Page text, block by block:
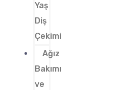
Yaş
Diş
Çekimi
Ağız
Bakımı
ve